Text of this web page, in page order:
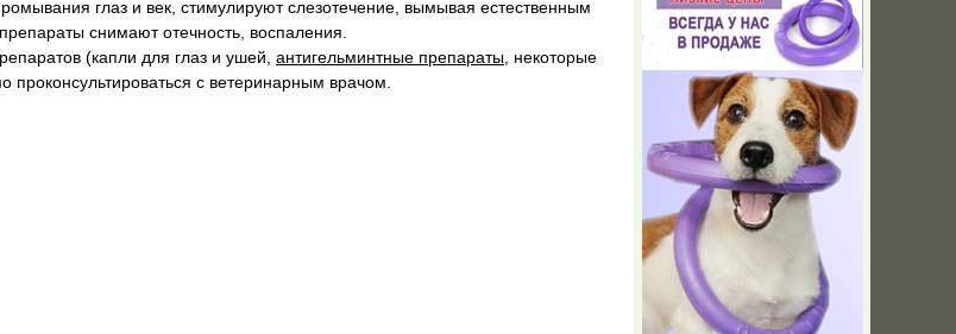
глаз и век, стимулируют слезотечение, вымывая естественным
снимают отечность, воспаления.
(капли для глаз и ушей, антигельминтные препараты , некоторые
проконсультироваться с ветеринарным врачом.